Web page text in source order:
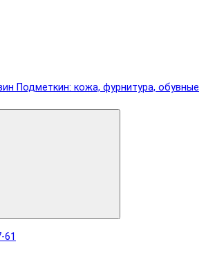
61